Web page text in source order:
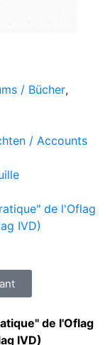
/ Bücher,
/ Accounts
de l'Oflag
IVD)
de l'Oflag
IVD)